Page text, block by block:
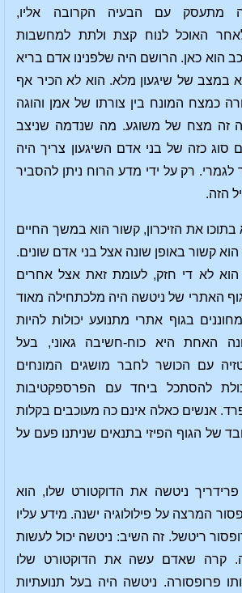
מתעסק עם הבעיה הקרובה אליו,
האוכל לנוח קצת ולתת למחשבות
הוא כאן. הרושם היה שלפנינו אדם בריא
במצב של שיגעון מלא. הוא לא הכיר אף
כמצח המונח בין צורתו של אמן והוגה
זה מצח של משוגע. מה שנדמה שניצב
סוג כזה של בני אדם השיגעון צריך היה
לגמרי. רק על ידי מדע הרוח ניתן להסביר
הזה.
בתוכו את הזיכרון, קשור הוא במשך החיים
קשור באופן שונה אצל בני אדם שונים.
לא די חזק, לעומת זאת אצל אחרים
האתרי של ניטשה היה מלכתחילה מאוד
בגוף אתרי מתנועע יכולות להיות
האחת היא כוח-חשיבה גאוני, בעל
עם הכושר לחבר מושגים המונחים
להסתכל ביחד עם הפרספקטיבות
אנשים כאלה אינם כה מעוכבים בקלות
של הגוף הפיזי בתנאים שניתנו פעם על
ניטשה את הדוקטורט שלו, הוא
המרצה על פילולוגיה ישנה. מידע עליו
ריטשל. זה השיב: ניטשה יכול לעשות
קרה שאדם עשה את הדוקטורט שלו
פרופסורה. ניטשה היה בעל תנועתיות